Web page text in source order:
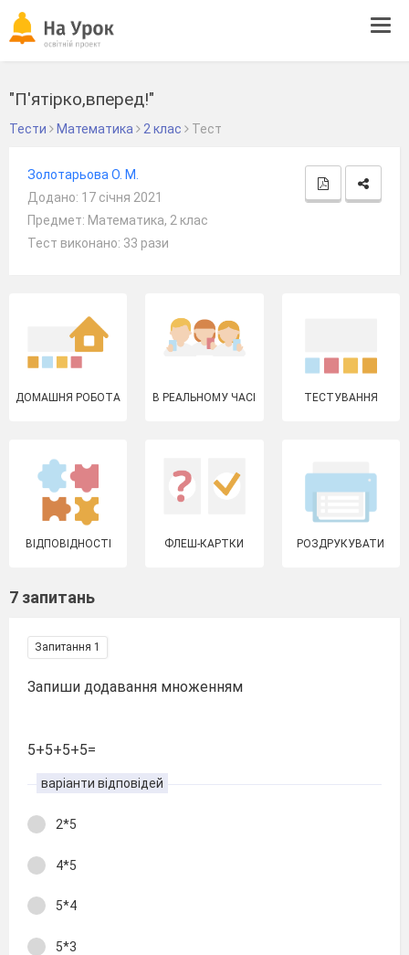
"П'ятірко,вперед!"
Тести Математика 2 клас Тест
Золотарьова О. М.
Додано: 17 січня 2021
Предмет: Математика, 2 клас
Тест виконано: 33 рази
ДОМАШНЯ РОБОТА В РЕАЛЬНОМУ ЧАСІ ТЕСТУВАННЯ
ВІДПОВІДНОСТІ ФЛЕШ-КАРТКИ РОЗДРУКУВАТИ
7 запитань
Запитання 1
Запиши додавання множенням
5+5+5+5=
варіанти відповідей
2*5
4*5
5*4
5*3